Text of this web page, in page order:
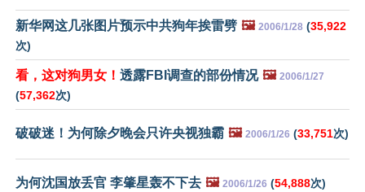
新华网这几张图片预示中共狗年挨雷劈 🖼️ 2006/1/28 (35,922
次)
看，这对狗男女！ 透露FBI调查的部份情况 🖼️ 2006/1/27
(57,362次)
破破迷！为何除夕晚会只许央视独霸 🖼️ 2006/1/26 (33,751次)
为何沈国放丢官 李肇星轰不下去 🖼️ 2006/1/26 (54,888次)